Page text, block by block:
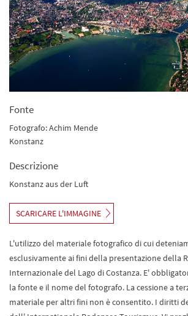
Fonte
Fotografo: Achim Mende
Konstanz
Descrizione
Konstanz aus der Luft
SCARICARE L'IMMAGINE
L'utilizzo del materiale fotografico di cui
esclusivamente ai fini della presentazione della
Internazionale del Lago di Costanza. E'
la fonte e il nome del fotografo. La cessione a
materiale per altri fini non è consentito. I diritti